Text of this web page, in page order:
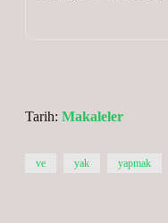
Tarih: Makaleler
ve yak yapmak